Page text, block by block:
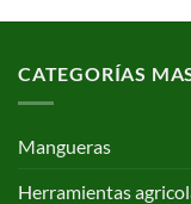
CATEGORÍAS
Mangueras
Herramientas